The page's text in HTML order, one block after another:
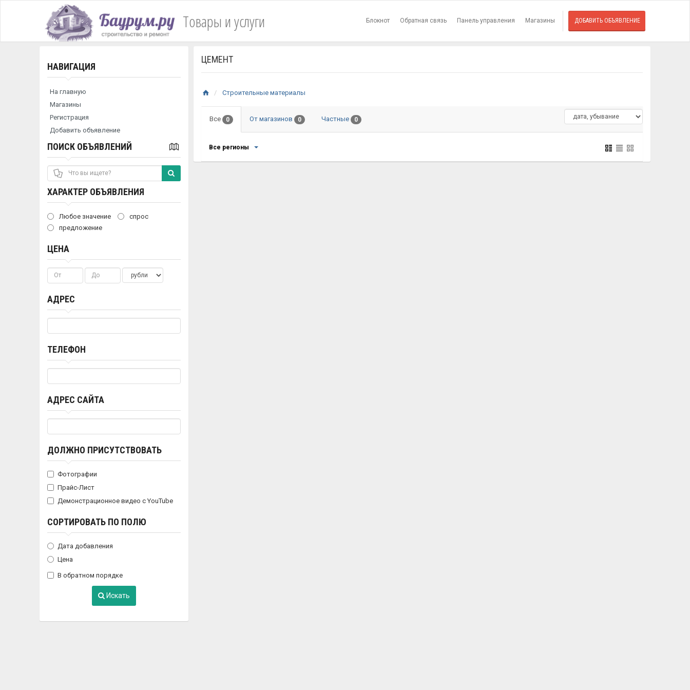
Товары и услуги Блокнот Обратная связь Панель управления Магазины ДОБАВИТЬ ОБЪЯВЛЕНИЕ
НАВИГАЦИЯ
На главную
Магазины
Регистрация
Добавить объявление
ПОИСК ОБЪЯВЛЕНИЙ
ХАРАКТЕР ОБЪЯВЛЕНИЯ
Любое значение
спрос
предложение
ЦЕНА
АДРЕС
ТЕЛЕФОН
АДРЕС САЙТА
ДОЛЖНО ПРИСУТСТВОВАТЬ
Фотографии
Прайс-Лист
Демонстрационное видео с YouTube
СОРТИРОВАТЬ ПО ПОЛЮ
Дата добавления
Цена
В обратном порядке
Искать
ЦЕМЕНТ
Строительные материалы
Все 0 От магазинов 0 Частные 0
Все регионы